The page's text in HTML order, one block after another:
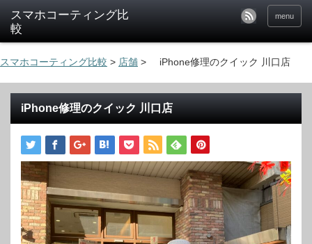
menu
スマホコーティング比較 > 店舗 > iPhone修理のクイック 川口店
iPhone修理のクイック 川口店